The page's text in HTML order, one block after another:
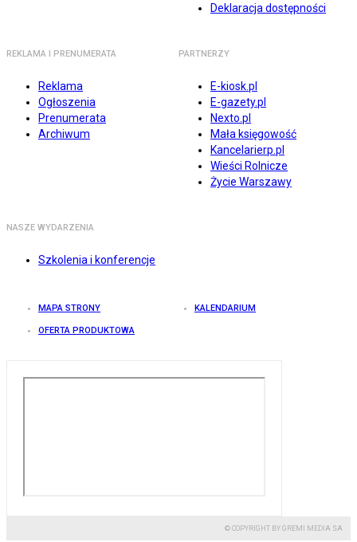
Deklaracja dostępności
REKLAMA I PRENUMERATA
Reklama
Ogłoszenia
Prenumerata
Archiwum
PARTNERZY
E-kiosk.pl
E-gazety.pl
Nexto.pl
Mała księgowość
Kancelarierp.pl
Wieści Rolnicze
Życie Warszawy
NASZE WYDARZENIA
Szkolenia i konferencje
MAPA STRONY KALENDARIUM
OFERTA PRODUKTOWA
© COPYRIGHT BY GREMI MEDIA SA